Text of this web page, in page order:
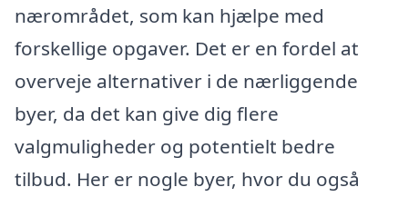
nærområdet, som kan hjælpe med
forskellige opgaver. Det er en fordel at
overveje alternativer i de nærliggende
byer, da det kan give dig flere
valgmuligheder og potentielt bedre
tilbud. Her er nogle byer, hvor du også